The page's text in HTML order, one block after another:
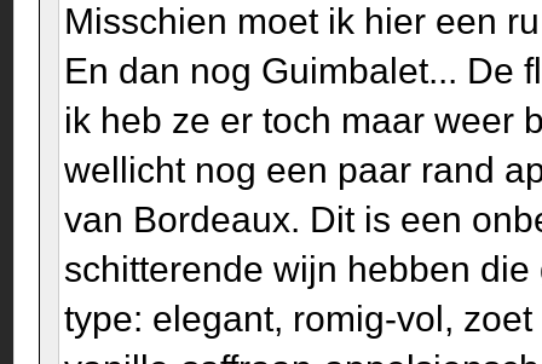
Misschien moet ik hier een
En dan nog Guimbalet... De
ik heb ze er toch maar weer
wellicht nog een paar rand
van Bordeaux. Dit is een
schitterende wijn hebben
type: elegant, romig-vol,